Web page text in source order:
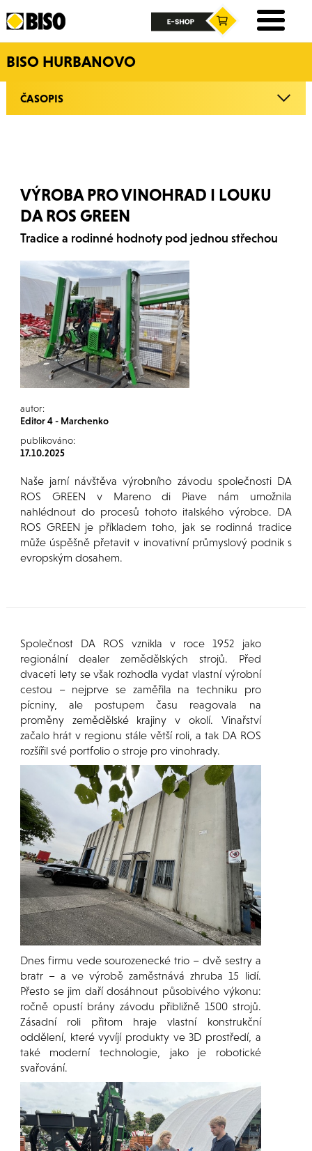
BISO HURBANOVO
ČASOPIS
VÝROBA PRO VINOHRAD I LOUKU
DA ROS GREEN
Tradice a rodinné hodnoty pod jednou střechou
autor:
Editor 4 - Marchenko
publikováno:
17.10.2025
Naše jarní návštěva výrobního závodu společnosti DA
ROS GREEN v Mareno di Piave nám umožnila
nahlédnout do procesů tohoto italského výrobce. DA
ROS GREEN je příkladem toho, jak se rodinná tradice
může úspěšně přetavit v inovativní průmyslový podnik s
evropským dosahem.
Společnost DA ROS vznikla v roce 1952 jako
regionální dealer zemědělských strojů. Před
dvaceti lety se však rozhodla vydat vlastní výrobní
cestou – nejprve se zaměřila na techniku pro
pícniny, ale postupem času reagovala na
proměny zemědělské krajiny v okolí. Vinařství
začalo hrát v regionu stále větší roli, a tak DA ROS
rozšířil své portfolio o stroje pro vinohrady.
Dnes firmu vede sourozenecké trio – dvě sestry a
bratr – a ve výrobě zaměstnává zhruba 15 lidí.
Přesto se jim daří dosáhnout působivého výkonu:
ročně opustí brány závodu přibližně 1500 strojů.
Zásadní roli přitom hraje vlastní konstrukční
oddělení, které vyvíjí produkty ve 3D prostředí, a
také moderní technologie, jako je robotické
svařování.